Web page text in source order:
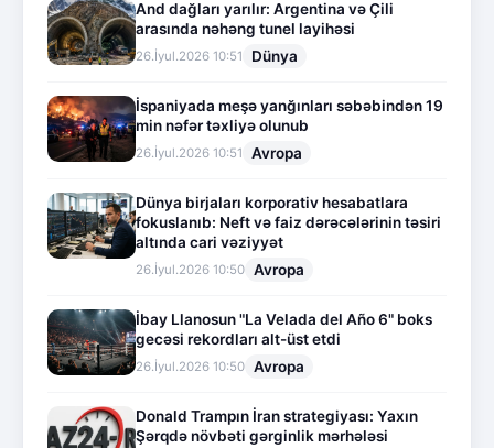
And dağları yarılır: Argentina və Çili
arasında nəhəng tunel layihəsi
26.İyul.2026 10:51 Dünya
İspaniyada meşə yanğınları səbəbindən 19
min nəfər təxliyə olunub
26.İyul.2026 10:51 Avropa
Dünya birjaları korporativ hesabatlara
fokuslanıb: Neft və faiz dərəcələrinin təsiri
altında cari vəziyyət
26.İyul.2026 10:50 Avropa
İbay Llanosun "La Velada del Año 6" boks
gecəsi rekordları alt-üst etdi
26.İyul.2026 10:50 Avropa
Donald Trampın İran strategiyası: Yaxın
Şərqdə növbəti gərginlik mərhələsi